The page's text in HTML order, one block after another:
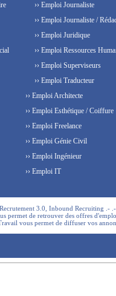
›› Emploi Journaliste
›› Emploi Journaliste /
›› Emploi Juridique
›› Emploi Ressources
›› Emploi Superviseurs
›› Emploi Traducteur
›› Emploi Architecte
›› Emploi Esthétique / Coiffure
›› Emploi Freelance
›› Emploi Génie Civil
›› Emploi Ingénieur
›› Emploi IT
Recrutement 3.0, Inbound Recruiting .-
permet de retrouver des offres
vous permet de diffuser vos